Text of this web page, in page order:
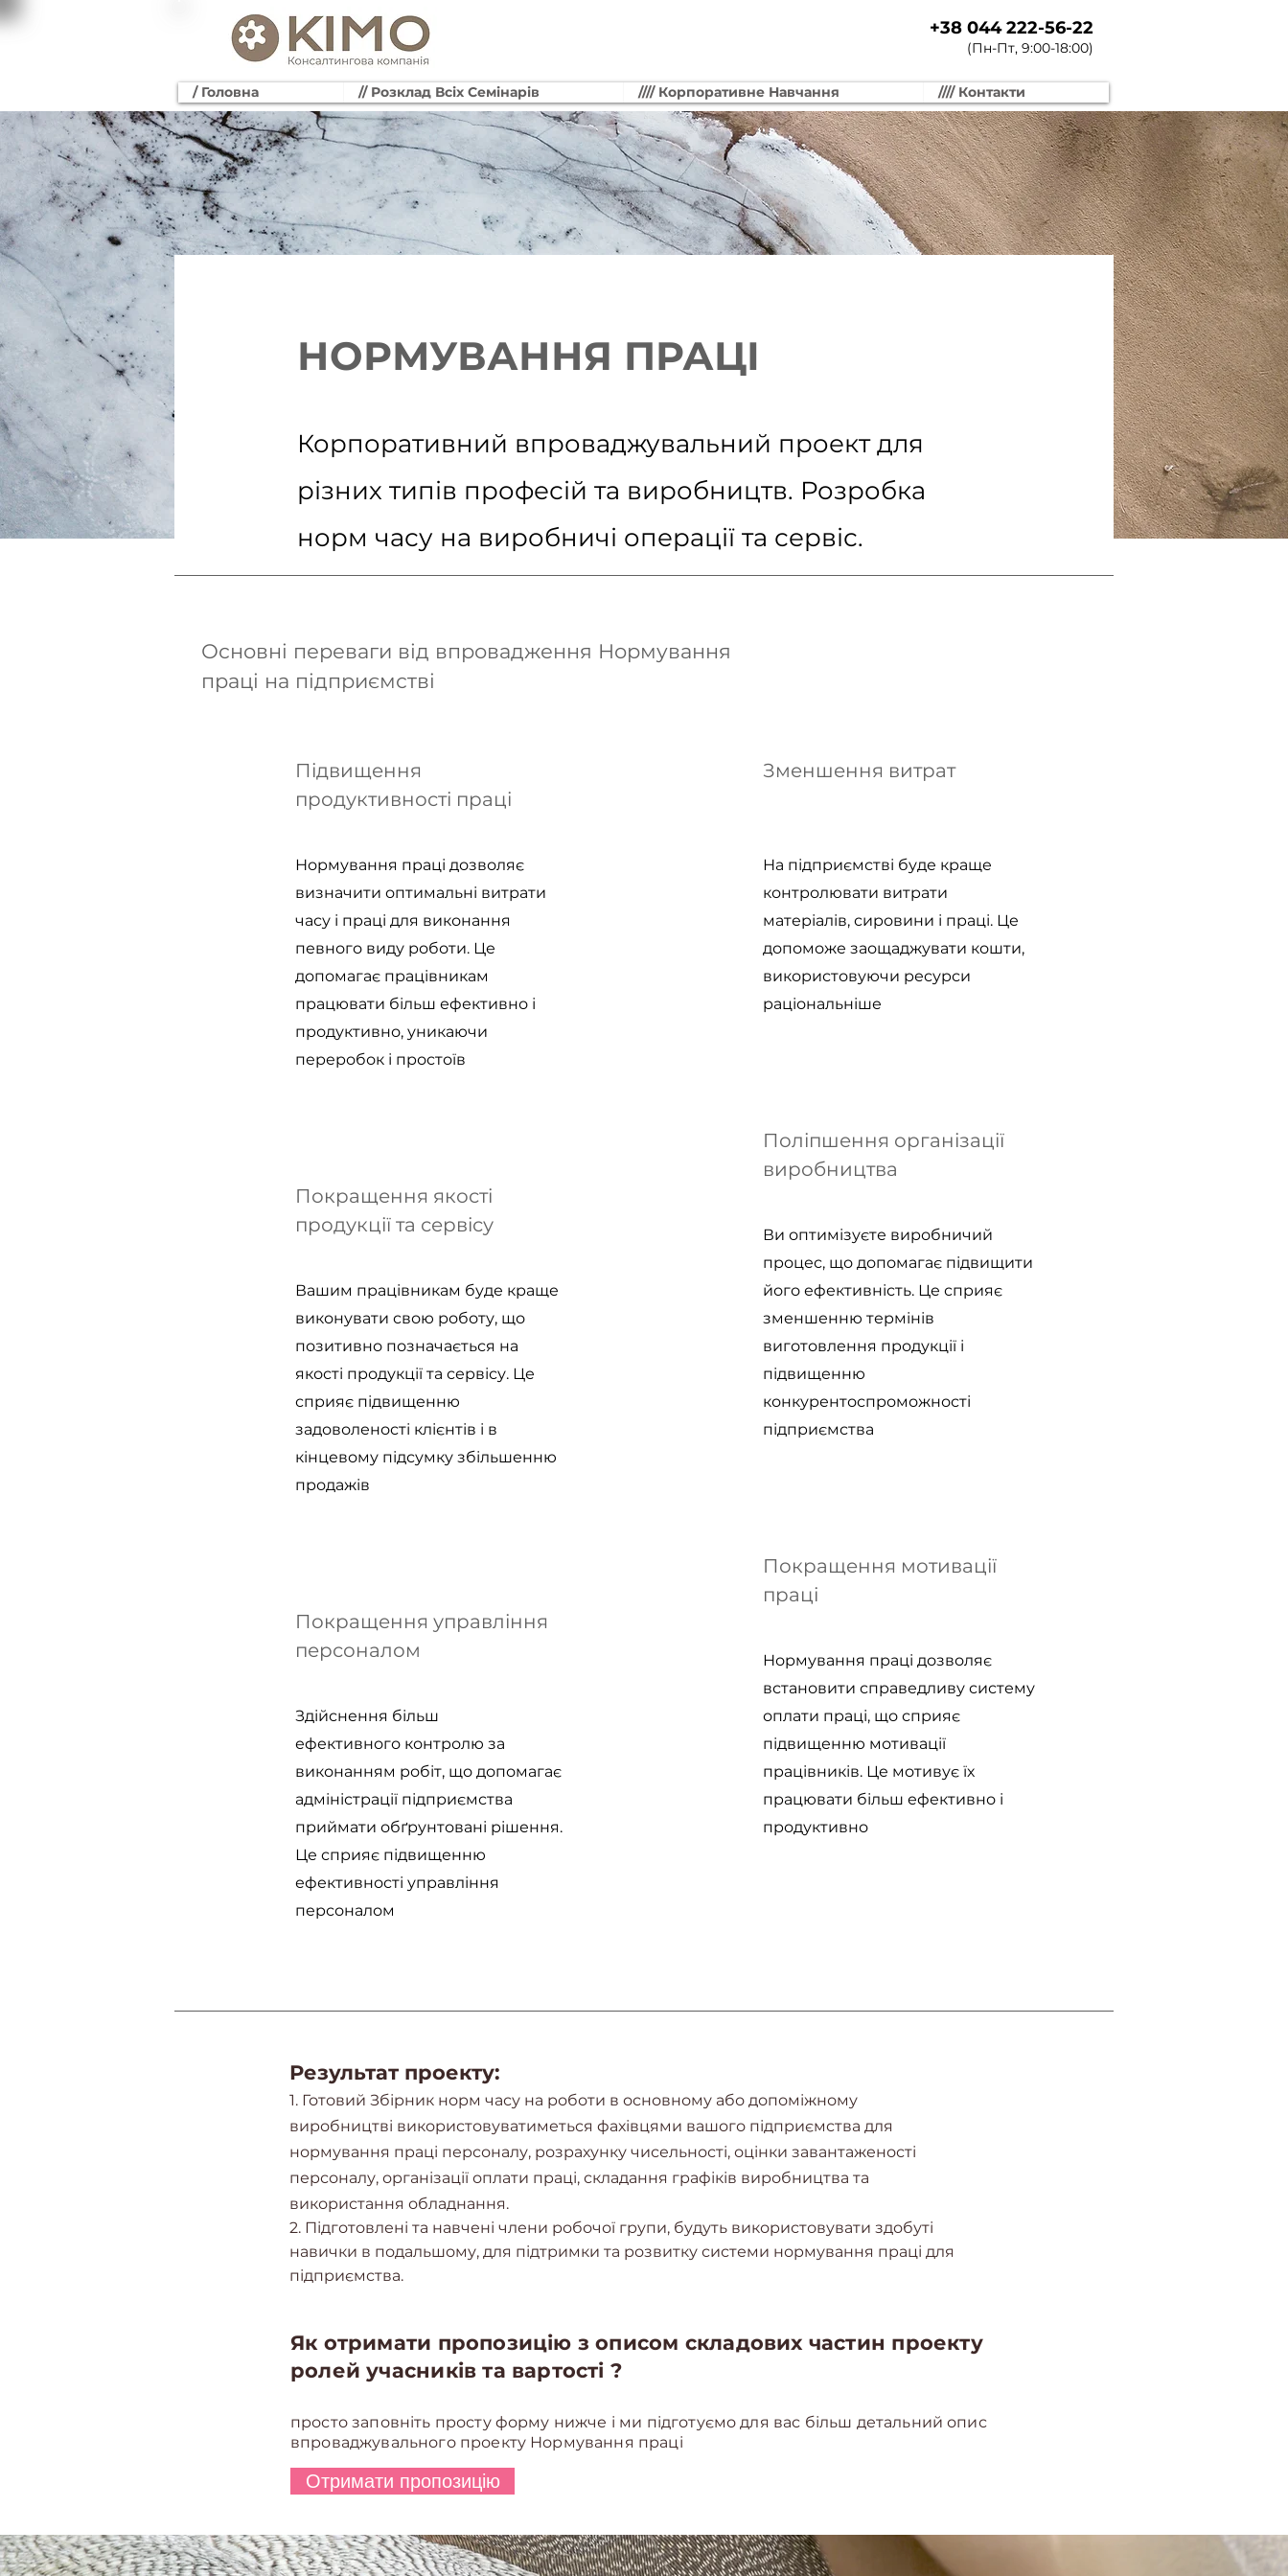
+38 044 222-56-22
(Пн-Пт, 9:00-18:00)
/ Головна // Розклад Всіх Семінарів //// Корпоративне Навчання //// Контакти
НОРМУВАННЯ ПРАЦІ
Корпоративний впроваджувальний проект для
різних типів професій та виробництв. Розробка
норм часу на виробничі операції та сервіс.
Основні переваги від впровадження Нормування
праці на підприємстві
Підвищення
продуктивності праці
Нормування праці дозволяє
визначити оптимальні витрати
часу і праці для виконання
певного виду роботи. Це
допомагає працівникам
працювати більш ефективно і
продуктивно, уникаючи
переробок і простоїв
Покращення якості
продукції та сервісу
Вашим працівникам буде краще
виконувати свою роботу, що
позитивно позначається на
якості продукції та сервісу. Це
сприяє підвищенню
задоволеності клієнтів і в
кінцевому підсумку збільшенню
продажів
Покращення управління
персоналом
Здійснення більш
ефективного контролю за
виконанням робіт, що допомагає
адміністрації підприємства
приймати обґрунтовані рішення.
Це сприяє підвищенню
ефективності управління
персоналом
Зменшення витрат
На підприємстві буде краще
контролювати витрати
матеріалів, сировини і праці. Це
допоможе заощаджувати кошти,
використовуючи ресурси
раціональніше
Поліпшення організації
виробництва
Ви оптимізуєте виробничий
процес, що допомагає підвищити
його ефективність. Це сприяє
зменшенню термінів
виготовлення продукції і
підвищенню
конкурентоспроможності
підприємства
Покращення мотивації
праці
Нормування праці дозволяє
встановити справедливу систему
оплати праці, що сприяє
підвищенню мотивації
працівників. Це мотивує їх
працювати більш ефективно і
продуктивно
Результат проекту:
1. Готовий Збірник норм часу на роботи в основному або допоміжному
виробництві використовуватиметься фахівцями вашого підприємства для
нормування праці персоналу, розрахунку чисельності, оцінки завантаженості
персоналу, організації оплати праці, складання графіків виробництва та
використання обладнання.
2. Підготовлені та навчені члени робочої групи, будуть використовувати здобуті
навички в подальшому, для підтримки та розвитку системи нормування праці для
підприємства.
Як отримати пропозицію з описом складових частин проекту
ролей учасників та вартості ?
просто заповніть просту форму нижче і ми підготуємо для вас більш детальний опис
впроваджувального проекту Нормування праці
Отримати пропозицію